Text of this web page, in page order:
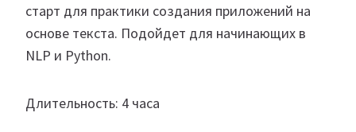
старт для практики создания приложений на
основе текста. Подойдет для начинающих в
NLP и Python.
Длительность: 4 часа